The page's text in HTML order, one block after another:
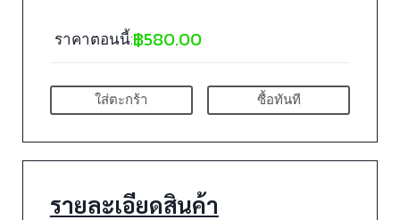
ราคาตอนนี้:฿580.00
ใส่ตะกร้า ซื้อทันที
รายละเอียดสินค้า